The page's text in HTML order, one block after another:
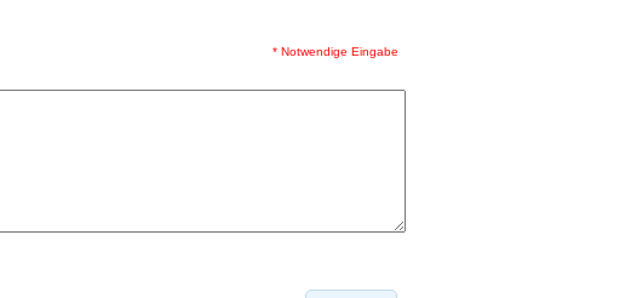
* Notwendige Eingabe